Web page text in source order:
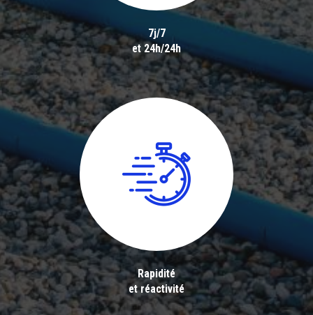
7j/7
et 24h/24h
Rapidité
et réactivité